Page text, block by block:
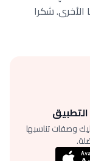
الأخرى. شكرا
وصفات تناسبها